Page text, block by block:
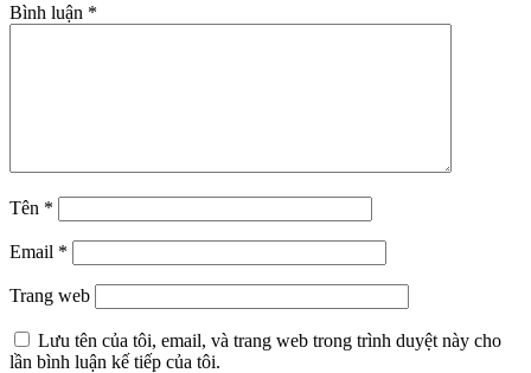
Bình luận *
Tên *
Email *
Trang web
Lưu tên của tôi, email, và trang web trong trình duyệt này cho
lần bình luận kế tiếp của tôi.